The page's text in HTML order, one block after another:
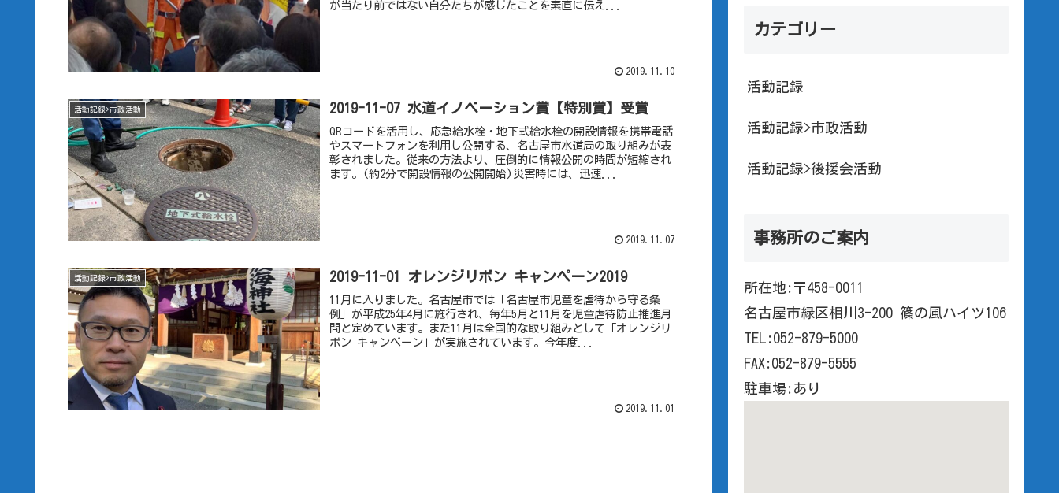
が当たり前ではない自分たちが感じたことを素直に伝え...
2019.11.10
活動記録>市政活動 2019-11-07 水道イノベーション賞【特別賞】受賞
QRコードを活用し、応急給水栓・地下式給水栓の開設情報を携帯電話
やスマートフォンを利用し公開する、名古屋市水道局の取り組みが表
彰されました。従来の方法より、圧倒的に情報公開の時間が短縮され
ます。(約2分で開設情報の公開開始)災害時には、迅速...
2019.11.07
活動記録>市政活動 2019-11-01 オレンジリボン キャンペーン2019
11月に入りました。名古屋市では「名古屋市児童を虐待から守る条
例」が平成25年4月に施行され、毎年5月と11月を児童虐待防止推進月
間と定めています。また11月は全国的な取り組みとして「オレンジリ
ボン キャンペーン」が実施されています。今年度...
2019.11.01
カテゴリー
活動記録
活動記録>市政活動
活動記録>後援会活動
事務所のご案内
所在地:〒458-0011
名古屋市緑区相川3-200 篠の風ハイツ106
TEL:052-879-5000
FAX:052-879-5555
駐車場:あり